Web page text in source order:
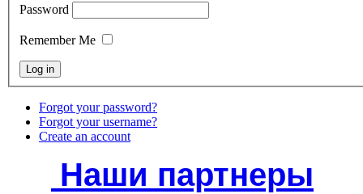
Password
Remember Me
Forgot your password?
Forgot your username?
Create an account
Наши партнеры